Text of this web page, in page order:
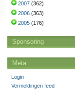
2007 (362)
2006 (363)
2005 (176)
Sponsoring
Meta
Login
Vermeldingen feed